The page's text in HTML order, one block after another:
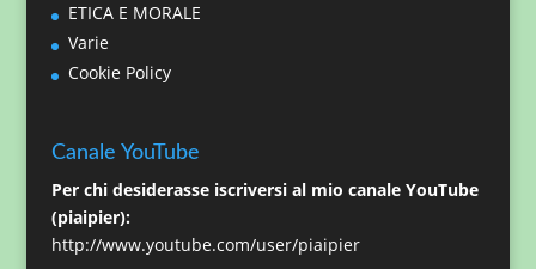
ETICA E MORALE
Varie
Cookie Policy
Canale YouTube
Per chi desiderasse iscriversi al mio canale YouTube
(piaipier):
http://www.youtube.com/user/piaipier